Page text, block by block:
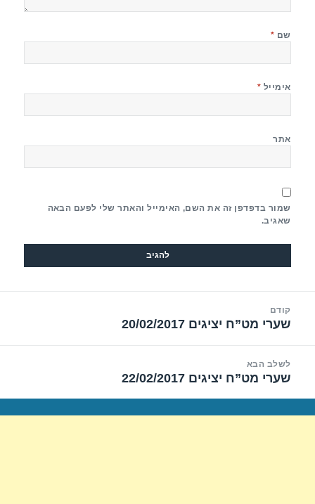
שם *
אימייל *
אתר
שמור בדפדפן זה את השם, האימייל והאתר שלי לפעם הבאה
שאגיב.
קודם
הפוסט
שערי מט”ח יציגים 20/02/2017
לשלב הבא
הפוסט
שערי מט”ח יציגים 22/02/2017